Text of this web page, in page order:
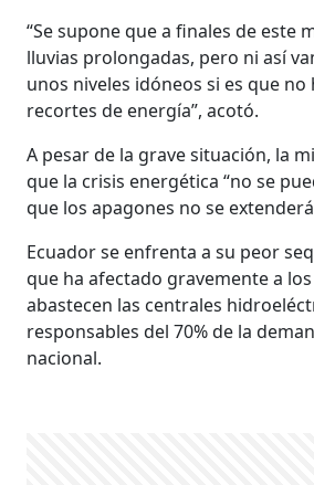
“Se supone que a finales de este
lluvias prolongadas, pero ni así
unos niveles idóneos si es que no
recortes de energía”, acotó.
A pesar de la grave situación, la
que la crisis energética “no se
que los apagones no se
Ecuador se enfrenta a su peor
que ha afectado gravemente a
abastecen las centrales
responsables del 70% de la
nacional.